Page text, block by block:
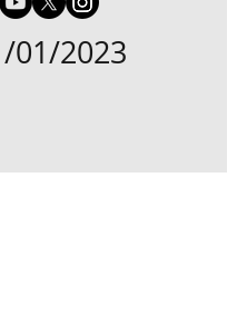
01/2023